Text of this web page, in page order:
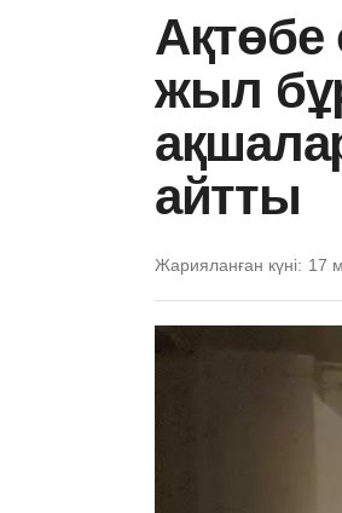
жыл
айтты
Жарияланған күні: 17